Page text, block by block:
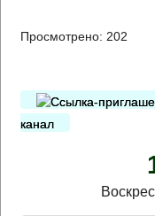
Просмотрено:202
канал